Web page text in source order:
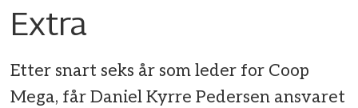
Extra
Etter snart seks år som leder for Coop
Mega, får Daniel Kyrre Pedersen ansvaret